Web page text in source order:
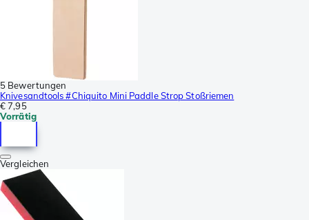
5 Bewertungen
Knivesandtools #Chiquito Mini Paddle Strop Stoßriemen
€ 7,95
Vorrätig
Vergleichen